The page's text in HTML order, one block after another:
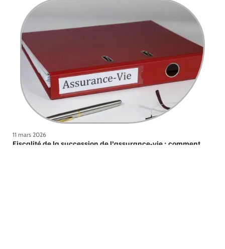
11 mars 2026
Fiscalité de la succession de l’assurance-vie : comment